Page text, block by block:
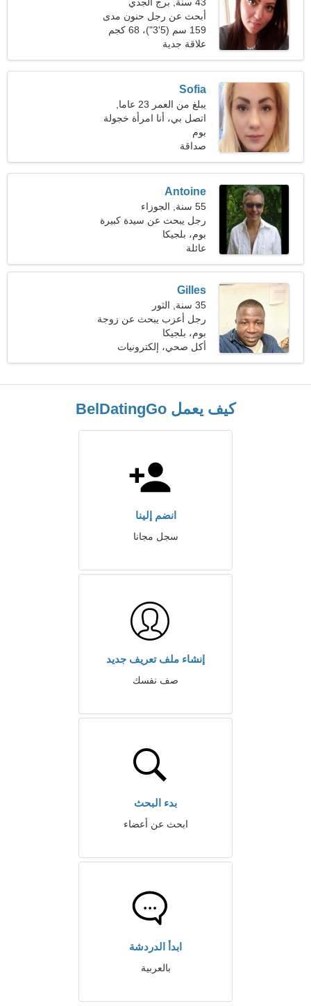
أبحث عن رجل حنون مدى
الحياة
159 سم (5'3")، 68 كجم
(149 رطلا)
علاقة جدية
Sofia
يبلغ من العمر 23 عاما,
القوس
اتصل بي، أنا امرأة خجولة
بوم
صداقة
Antoine
55 سنة, الجوزاء
رجل يبحث عن سيدة كبيرة
بوم، بلجيكا
عائلة
Gilles
35 سنة, الثور
رجل أعزب يبحث عن زوجة
بوم، بلجيكا
أكل صحي، إلكترونيات
كيف يعمل BelDatingGo
انضم إلينا
سجل مجانا
إنشاء ملف تعريف جديد
صف نفسك
بدء البحث
ابحث عن أعضاء
ابدأ الدردشة
بالعربية